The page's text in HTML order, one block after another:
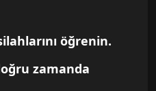
öğrenin.
zamanda